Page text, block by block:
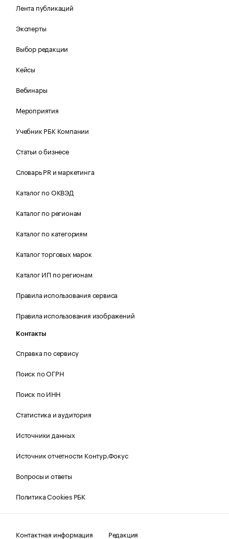
Лента публикаций
Эксперты
Выбор редакции
Кейсы
Вебинары
Мероприятия
Учебник РБК Компании
Статьи о бизнесе
Словарь PR и маркетинга
Каталог по ОКВЭД
Каталог по регионам
Каталог по категориям
Каталог торговых марок
Каталог ИП по регионам
Правила использования сервиса
Правила использования изображений
Контакты
Справка по сервису
Поиск по ОГРН
Поиск по ИНН
Статистика и аудитория
Источники данных
Источник отчетности Контур.Фокус
Вопросы и ответы
Политика Cookies РБК
Контактная информация Редакция